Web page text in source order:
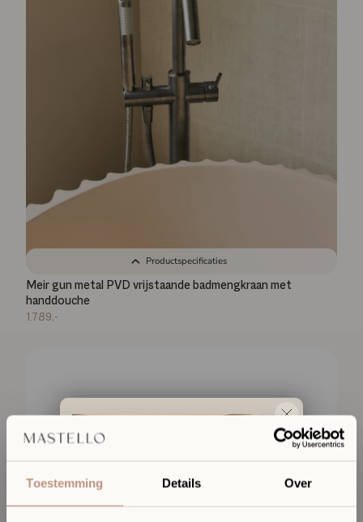
Toestemming Details Over
Productspecificaties
Meir gun metal PVD vrijstaande badmengkraan met
handdouche
1.789,-